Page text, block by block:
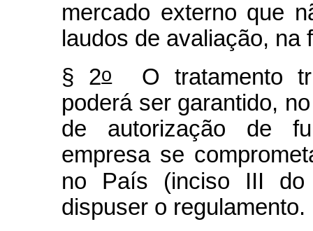
mercado externo que
laudos de avaliação,
§ 2oO tratamento
poderá ser garantido,
de autorização de
empresa se
no País (inciso III
dispuser o regulamento.